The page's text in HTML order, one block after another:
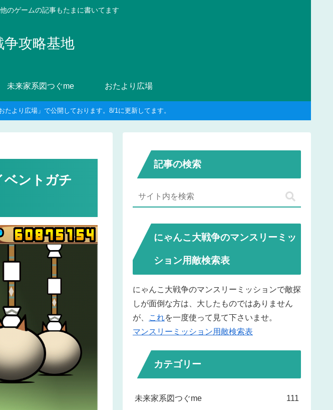
のゲームの記事もたまに書いてます
攻略基地
未来家系図つぐme おたより広場
より広場」で公開しております。8/1に更新してます。
ベントガチ
記事の検索
にゃんこ大戦争のマンスリーミッ
ション用敵検索表
にゃんこ大戦争のマンスリーミッションで敵探
しが面倒な方は、大したものではありません
が、
これを一度使って見て下さいませ。
マンスリーミッション用敵検索表
カテゴリー
未来家系図つぐme 111